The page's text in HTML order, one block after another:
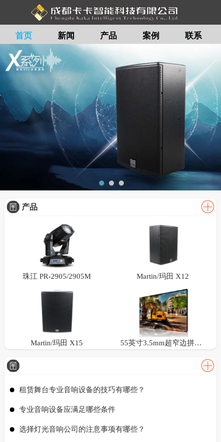
首页 新闻 产品 案例 联系
留言
产品
珠江 PR-2905/2905M Martin/玛田 X12
Martin/玛田 X15 55英寸3.5mm超窄边拼接屏
租赁舞台专业音响设备的技巧有哪些？
专业音响设备应满足哪些条件
选择灯光音响公司的注意事项有哪些？